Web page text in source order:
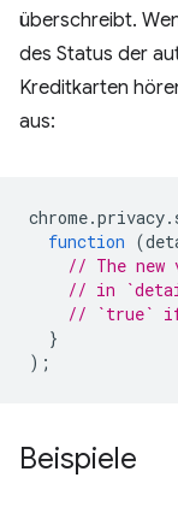
überschreibt.
des Status der
Kreditkarten
aus:
chrome.privacy.
function (
// The
// in
// `true` if
}
);
Beispiele